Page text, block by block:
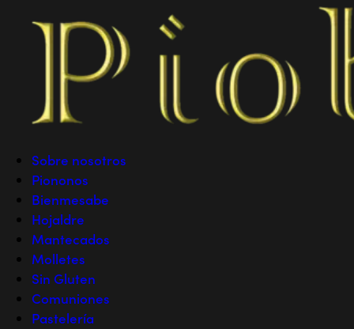
Sobre nosotros
Piononos
Bienmesabe
Hojaldre
Mantecados
Molletes
Sin Gluten
Comuniones
Pastelería